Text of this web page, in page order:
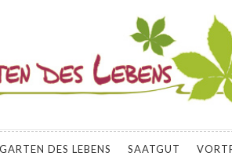
DES LEBENS
UND KURSANGEBOTE ZU
GEMÜSESORTEN FÜR DEN
GARTEN DES LEBENS SAATGUT